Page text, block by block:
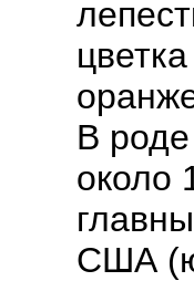
В
около
США